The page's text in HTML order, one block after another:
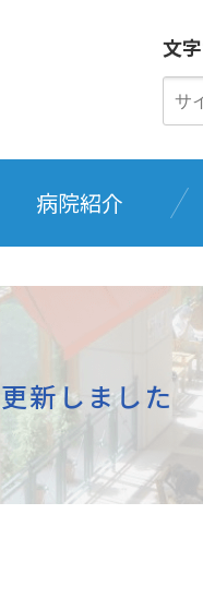
文
病院紹介
新しました